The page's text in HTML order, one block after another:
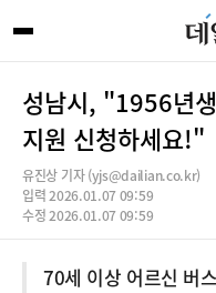
성남시, "1956년
지원 신청하세요!"
유진상 기자 (yjs@dailian.co.kr)
입력 2026.01.07 09:59
수정 2026.01.07 09:59
70세 이상 어르신 버